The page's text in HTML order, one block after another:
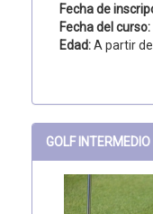
Fecha de
Fecha del curso:
Edad:A partir
GOLF INTERMEDIO